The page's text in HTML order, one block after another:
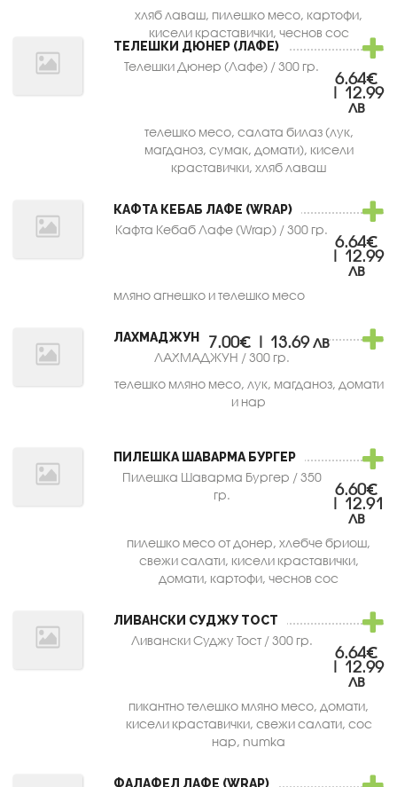
хляб лаваш, пилешко месо, картофи,
кисели краставички, чеснов сос
ТЕЛЕШКИ ДЮНЕР (ЛАФЕ)
Телешки Дюнер (Лафе) / 300 гр.
6.64€
| 12.99
лв
телешко месо, салата билаз (лук,
магданоз, сумак, домати), кисели
краставички, хляб лаваш
КАФТА КЕБАБ ЛАФЕ (WRAP)
Кафта Кебаб Лафе (Wrap) / 300 гр.
6.64€
| 12.99
лв
мляно агнешко и телешко месо
ЛАХМАДЖУН
ЛАХМАДЖУН / 300 гр.
7.00€ | 13.69 лв
телешко мляно месо, лук, магданоз, домати
и нар
ПИЛЕШКА ШАВАРМА БУРГЕР
Пилешка Шаварма Бургер / 350
гр.
6.60€
| 12.91
лв
пилешко месо от донер, хлебче бриош,
свежи салати, кисели краставички,
домати, картофи, чеснов сос
ЛИВАНСКИ СУДЖУ ТОСТ
Ливански Суджу Тост / 300 гр.
6.64€
| 12.99
лв
пикантно телешко мляно месо, домати,
кисели краставички, свежи салати, сос
нар, numka
ФАЛАФЕЛ ЛАФЕ (WRAP)